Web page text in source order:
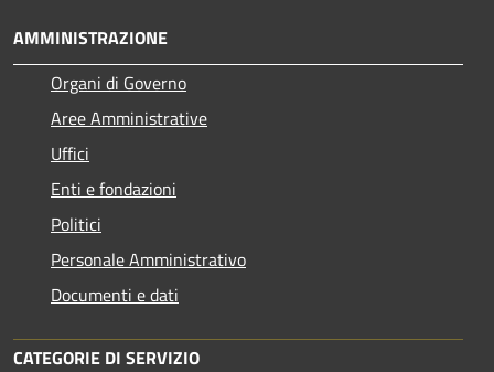
AMMINISTRAZIONE
Organi di Governo
Aree Amministrative
Uffici
Enti e fondazioni
Politici
Personale Amministrativo
Documenti e dati
CATEGORIE DI SERVIZIO